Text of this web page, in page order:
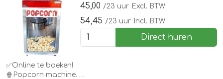
45,00 /23 uur Excl. BTW
54,45 /23 uur Incl. BTW
Direct huren
✅Online te boeken!
🍿Popcorn machine.